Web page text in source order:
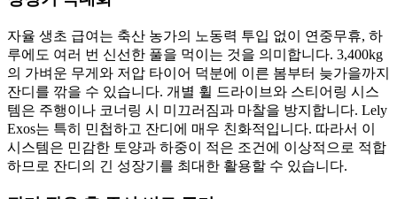
자율 생초 급여는 축산 농가의 노동력 투입 없이 연중무휴, 하
루에도 여러 번 신선한 풀을 먹이는 것을 의미합니다. 3,400kg
의 가벼운 무게와 저압 타이어 덕분에 이른 봄부터 늦가을까지
잔디를 깎을 수 있습니다. 개별 휠 드라이브와 스티어링 시스
템은 주행이나 코너링 시 미끄러짐과 마찰을 방지합니다. Lely
Exos는 특히 민첩하고 잔디에 매우 친화적입니다. 따라서 이
시스템은 민감한 토양과 하중이 적은 조건에 이상적으로 적합
하므로 잔디의 긴 성장기를 최대한 활용할 수 있습니다.